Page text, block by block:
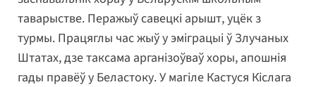
таварыстве. Перажыў савецкі арышт, уцёк з
турмы. Працяглы час жыў у эміграцыі ў Злучаных
Штатах, дзе таксама арганізоўваў хоры, апошнія
гады правёў у Беластоку. У магіле Кастуся Кіслага